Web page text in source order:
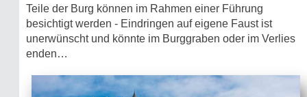
Teile der Burg können im Rahmen einer Führung
besichtigt werden - Eindringen auf eigene Faust ist
unerwünscht und könnte im Burggraben oder im Verlies
enden…